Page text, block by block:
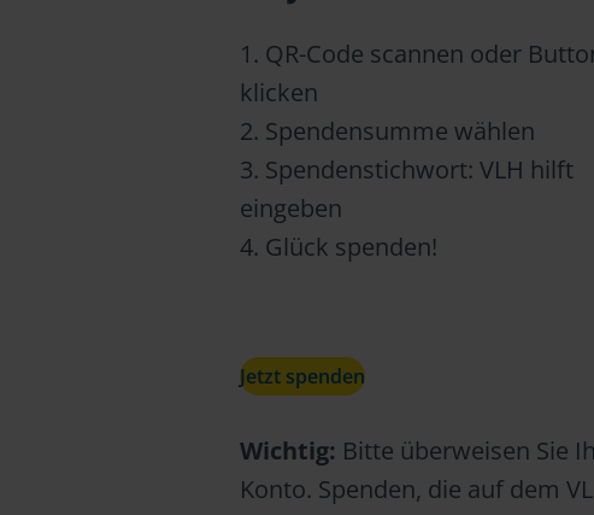
1. QR-Code scannen oder
klicken
2. Spendensumme wählen
3. Spendenstichwort: VLH hilft
eingeben
4. Glück spenden!
Jetzt spenden
Wichtig: Bitte überweisen Sie
Konto. Spenden, die auf dem